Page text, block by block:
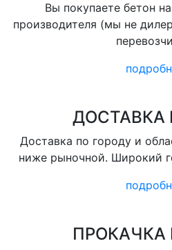
Вы покупаете бетон
производителя (мы не
ДОСТАВКА
Доставка по городу и
ниже рыночной. Широкий
ПРОКАЧКА